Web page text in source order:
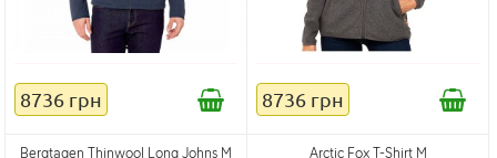
8736 грн 8736 грн
Bergtagen Thinwool Long Johns M Arctic Fox T-Shirt M